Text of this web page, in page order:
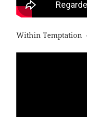
Within Temptation